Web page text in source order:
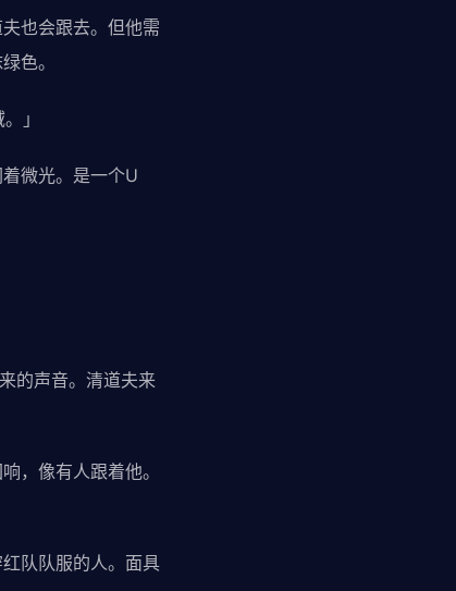
也会跟去。但他需
色。
」
微光。是一个U
的声音。清道夫来
，像有人跟着他。
队队服的人。面具